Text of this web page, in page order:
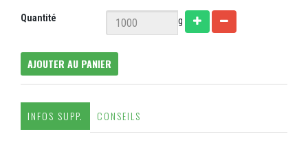
Quantité g
AJOUTER AU PANIER
INFOS SUPP. CONSEILS